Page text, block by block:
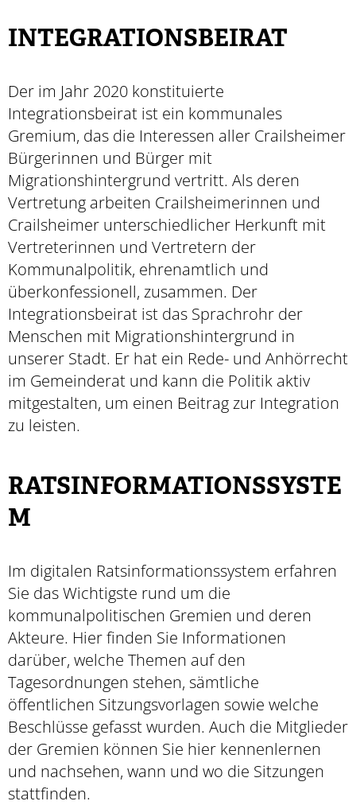
INTEGRATIONSBEIRAT
Der im Jahr 2020 konstituierte
Integrationsbeirat ist ein kommunales
Gremium, das die Interessen aller Crailsheimer
Bürgerinnen und Bürger mit
Migrationshintergrund vertritt. Als deren
Vertretung arbeiten Crailsheimerinnen und
Crailsheimer unterschied­licher Herkunft mit
Vertreterinnen und Vertretern der
Kommunalpolitik, ehrenamtlich und
überkonfessionell, zusammen. Der
Integrationsbeirat ist das Sprachrohr der
Menschen mit Migrationshintergrund in
unserer Stadt. Er hat ein Rede- und Anhörrecht
im Gemeinderat und kann die Politik aktiv
mitge­stalten, um einen Beitrag zur Integration
zu leisten.
RATSINFORMATIONSSYSTE
M
Im digitalen Ratsinformationssystem erfahren
Sie das Wichtigste rund um die
kommunalpolitischen Gremien und deren
Akteure. Hier finden Sie Informationen
darüber, welche Themen auf den
Tagesordnungen stehen, sämtliche
öffentlichen Sitzungsvorlagen sowie welche
Beschlüsse gefasst wurden. Auch die Mitglieder
der Gremien können Sie hier kennenlernen
und nachsehen, wann und wo die Sitzungen
stattfinden.